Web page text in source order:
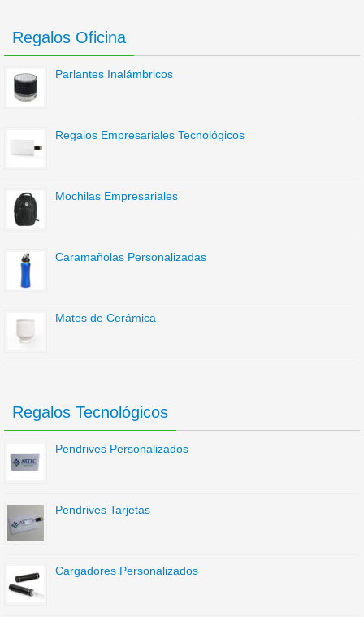
Regalos Oficina
Parlantes Inalámbricos
Regalos Empresariales Tecnológicos
Mochilas Empresariales
Caramañolas Personalizadas
Mates de Cerámica
Regalos Tecnológicos
Pendrives Personalizados
Pendrives Tarjetas
Cargadores Personalizados